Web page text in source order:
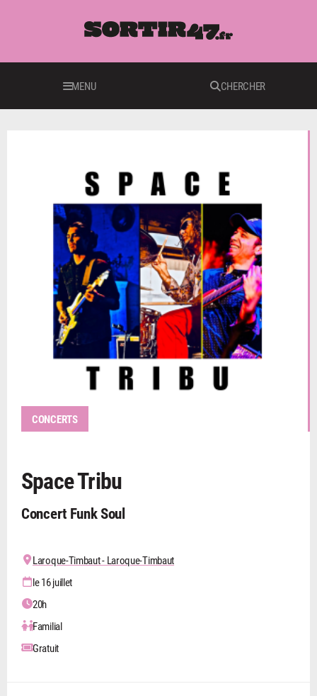
MENU CHERCHER
CONCERTS
Space Tribu
Concert Funk Soul
Laroque-Timbaut - Laroque-Timbaut
le 16 juillet
20h
Familial
Gratuit